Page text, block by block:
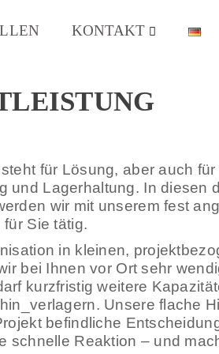
KONTAKT
SIE HABEN EIN
für Lösung, aber auch für
und Lagerhaltung. In diesen
wir mit unserem fest
Sie tätig.
in kleinen,
bei Ihnen vor Ort sehr
kurzfristig weitere
Unsere flache
befindliche
schnelle Reaktion – und